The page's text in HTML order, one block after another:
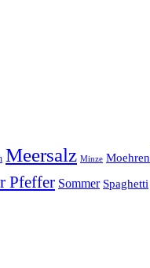
Meersalz Minze Moehren
Pfeffer Sommer Spaghetti